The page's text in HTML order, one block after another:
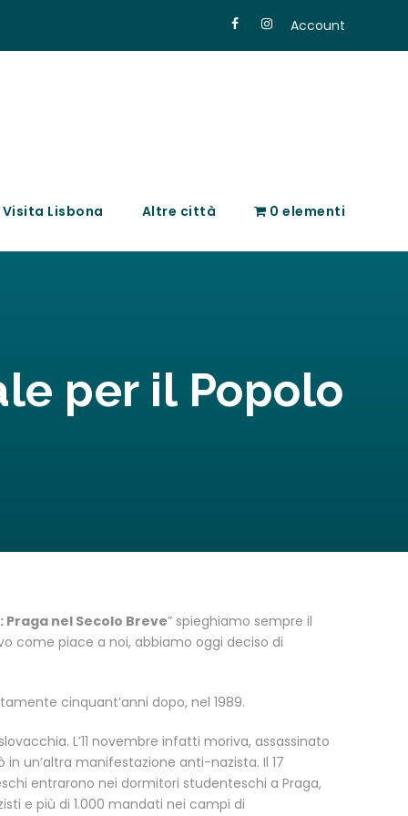
Account
Visita Lisbona Altre città 0 elementi
per il Popolo
nel Secolo Breve” spieghiamo sempre il
come piace a noi, abbiamo oggi deciso di
cinquant’anni dopo, nel 1989.
L’11 novembre infatti moriva, assassinato
un’altra manifestazione anti-nazista. Il 17
entrarono nei dormitori studenteschi a Praga,
e più di 1.000 mandati nei campi di